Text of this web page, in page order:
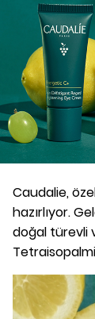
Caudalie,
hazırlıyor.
doğal türevli